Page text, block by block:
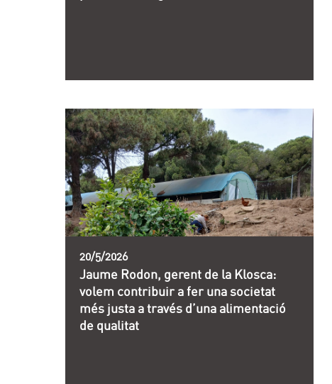
20/5/2026
Jaume Rodon, gerent de la Klosca:
volem contribuir a fer una societat
més justa a través d’una alimentació
de qualitat